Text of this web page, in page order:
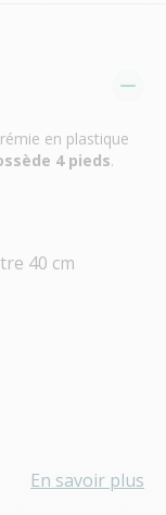
en plastique
4 pieds.
40 cm
En savoir plus